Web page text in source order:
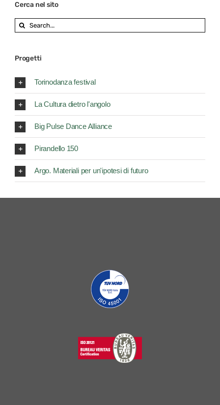
Cerca nel sito
Search
for:
Progetti
Torinodanza festival
La Cultura dietro l'angolo
Big Pulse Dance Alliance
Pirandello 150
Argo. Materiali per un'ipotesi di futuro